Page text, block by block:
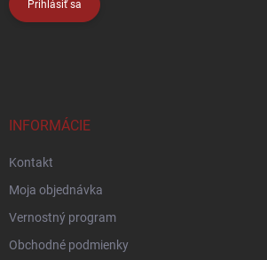
Prihlásiť sa
INFORMÁCIE
Kontakt
Moja objednávka
Vernostný program
Obchodné podmienky